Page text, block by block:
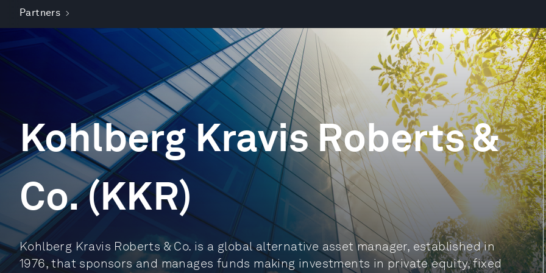
Partners
Kohlberg Kravis Roberts &
Co. (KKR)
Kohlberg Kravis Roberts & Co. is a global alternative asset manager, established in
1976, that sponsors and manages funds making investments in private equity, fixed